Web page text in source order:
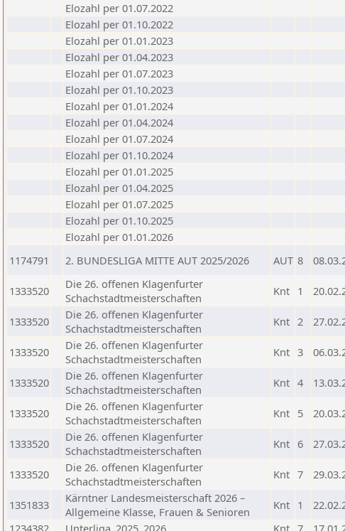
Elozahl per 01.07.2022
Elozahl per 01.10.2022
Elozahl per 01.01.2023
Elozahl per 01.04.2023
Elozahl per 01.07.2023
Elozahl per 01.10.2023
Elozahl per 01.01.2024
Elozahl per 01.04.2024
Elozahl per 01.07.2024
Elozahl per 01.10.2024
Elozahl per 01.01.2025
Elozahl per 01.04.2025
Elozahl per 01.07.2025
Elozahl per 01.10.2025
Elozahl per 01.01.2026
1174791
2. BUNDESLIGA MITTE AUT 2025/2026 AUT 8
1333520
Die 26. offenen Klagenfurter
Schachstadtmeisterschaften
Knt 1
1333520
Die 26. offenen Klagenfurter
Schachstadtmeisterschaften
Knt 2
1333520
Die 26. offenen Klagenfurter
Schachstadtmeisterschaften
Knt 3
1333520
Die 26. offenen Klagenfurter
Schachstadtmeisterschaften
Knt 4
1333520
Die 26. offenen Klagenfurter
Schachstadtmeisterschaften
Knt 5
1333520
Die 26. offenen Klagenfurter
Schachstadtmeisterschaften
Knt 6
1333520
Die 26. offenen Klagenfurter
Schachstadtmeisterschaften
Knt 7
1351833
Kärntner Landesmeisterschaft 2026 –
Allgemeine Klasse, Frauen & Senioren
Knt 1
1234382
Unterliga_2025_2026 Knt 7